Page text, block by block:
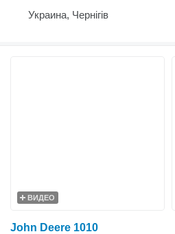
Украина, Чернігів
ВИДЕО
John Deere 1010